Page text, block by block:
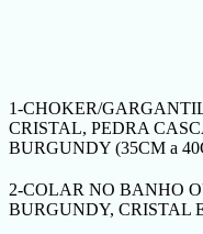
1-CHOKER/
CRISTAL, PEDRA
BURGUNDY (35CM a
2-COLAR NO BANHO
BURGUNDY, CRISTAL